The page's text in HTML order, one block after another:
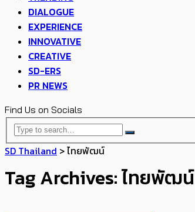
DIALOGUE
EXPERIENCE
INNOVATIVE
CREATIVE
SD-ERS
PR NEWS
Find Us on Socials
SD Thailand >ไทยพัฒน์
Tag Archives: ไทยพัฒน์